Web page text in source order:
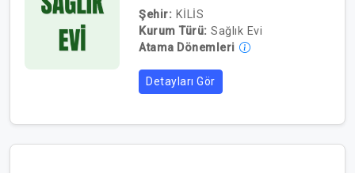
Şehir: KİLİS
Kurum Türü: Sağlık Evi
Atama Dönemleri
Detayları Gör